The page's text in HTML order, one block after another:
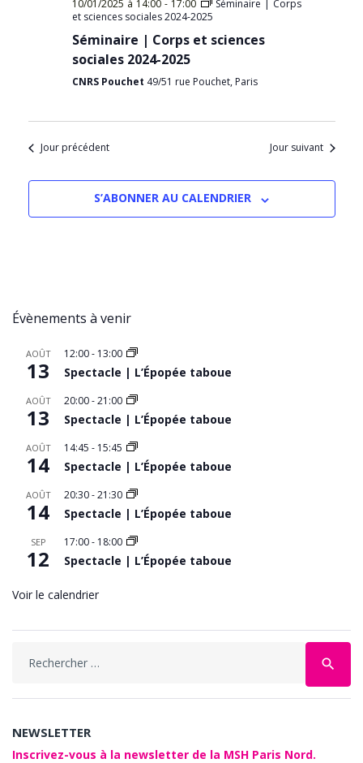
10/01/2025 à 14:00- 17:00
Séminaire | Corps
et sciences sociales 2024-2025
Séminaire | Corps et sciences
sociales 2024-2025
CNRS Pouchet 49/51 rue Pouchet, Paris
Jour précédent Jour suivant
S’ABONNER AU CALENDRIER
Évènements à venir
AOÛT
13
12:00- 13:00
Spectacle | L’Épopée taboue
AOÛT
13
20:00-21:00
Spectacle | L’Épopée taboue
AOÛT
14
14:45 - 15:45
Spectacle | L’Épopée taboue
AOÛT
14
20:30-21:30
Spectacle | L’Épopée taboue
SEP
12
17:00- 18:00
Spectacle | L’Épopée taboue
Voir le calendrier
search
NEWSLETTER
Inscrivez-vous à la newsletter de la MSH Paris Nord.